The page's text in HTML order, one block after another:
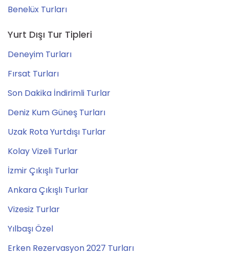
Benelüx Turları
Yurt Dışı Tur Tipleri
Deneyim Turları
Fırsat Turları
Son Dakika İndirimli Turlar
Deniz Kum Güneş Turları
Uzak Rota Yurtdışı Turlar
Kolay Vizeli Turlar
İzmir Çıkışlı Turlar
Ankara Çıkışlı Turlar
Vizesiz Turlar
Yılbaşı Özel
Erken Rezervasyon 2027 Turları